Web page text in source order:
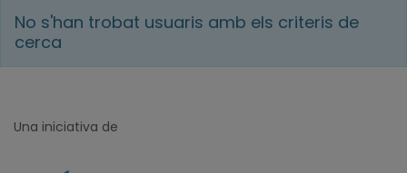
No s'han trobat usuaris amb els criteris de
cerca
Una iniciativa de